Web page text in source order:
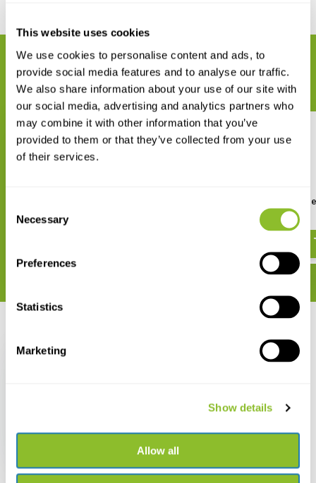
This website uses cookies
We use cookies to personalise content and ads, to
provide social media features and to analyse our traffic.
We also share information about your use of our site with
our social media, advertising and analytics partners who
may combine it with other information that you’ve
provided to them or that they’ve collected from your use
of their services.
Selection
Necessary
Preferences
Statistics
Marketing
Show details
Allow all
GERELATEERDE PRODUCTEN
Maak uw bestelling compleet
Veldgids
€ 46,95
Northwest Europe